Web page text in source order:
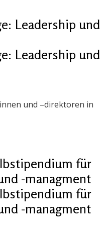
Leadership und
Leadership und
und –direktoren in
für
-managment
für
-managment